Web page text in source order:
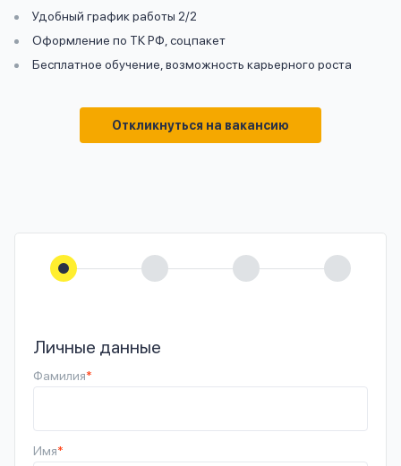
Удобный график работы 2/2
Оформление по ТК РФ, соцпакет
Бесплатное обучение, возможность карьерного роста
Откликнуться на вакансию
Личные данные
Фамилия*
Имя*